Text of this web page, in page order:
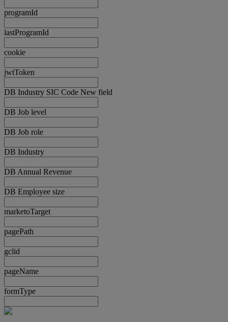
programId
lastProgramId
cookie
jwtToken
DB Industry SIC Code New field
DB Job level
DB Job role
DB Industry
DB Annual Revenue
DB Employee size
marketoTarget
pagePath
gclid
pageName
formType